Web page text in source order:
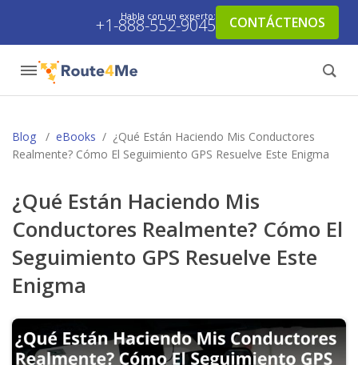
Habla con un experto:
+1-888-552-9045 CONTÁCTENOS
Blog / eBooks / ¿Qué Están Haciendo Mis Conductores
Realmente? Cómo El Seguimiento GPS Resuelve Este Enigma
¿Qué Están Haciendo Mis
Conductores Realmente? Cómo El
Seguimiento GPS Resuelve Este
Enigma